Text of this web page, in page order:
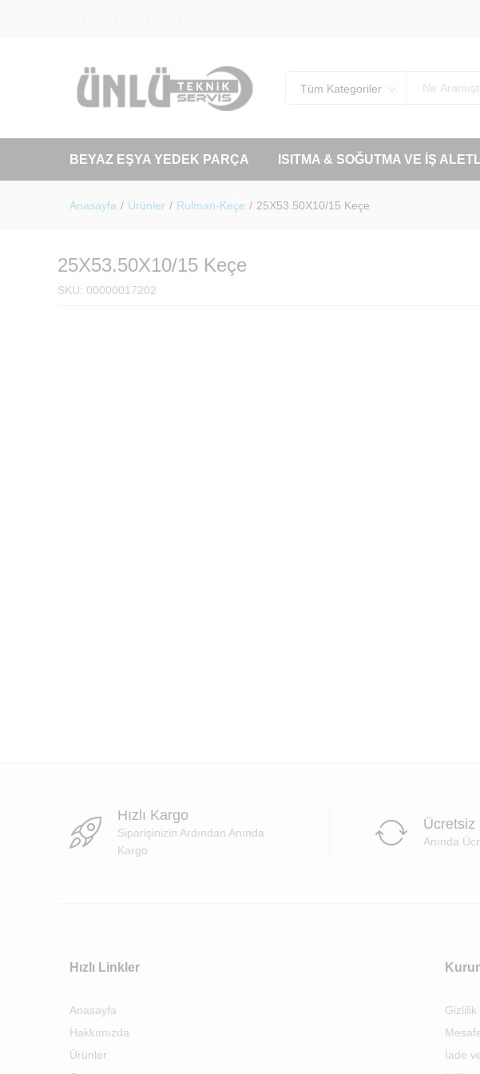
Tüm Kategoriler
BEYAZ EŞYA YEDEK PARÇA ISITMA & SOĞUTMA VE İŞ
Anasayfa / Ürünler / Rulman-Keçe / 25X53.50X10/15 Keçe
25X53.50X10/15 Keçe
SKU: 00000017202
Hızlı Kargo
Siparişinizin Ardından Anında
Kargo
Ücretsiz
Anında
Hızlı Linkler
Anasayfa
Hakkımızda
Ürünler
Gizlilik
İade